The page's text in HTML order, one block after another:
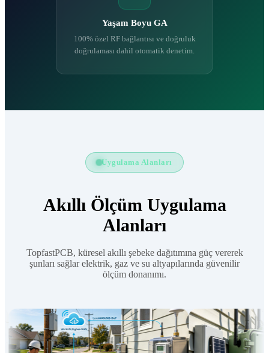
Yaşam Boyu GA
100% özel RF bağlantısı ve doğruluk
doğrulaması dahil otomatik denetim.
Uygulama Alanları
Akıllı Ölçüm Uygulama
Alanları
TopfastPCB, küresel akıllı şebeke dağıtımına güç vererek
şunları sağlar elektrik, gaz ve su altyapılarında güvenilir
ölçüm donanımı.